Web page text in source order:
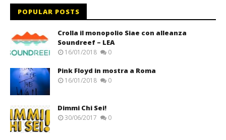
POPULAR POSTS
Crolla il monopolio Siae con alleanza
Soundreef – LEA
16/01/2018 0
Pink Floyd in mostra a Roma
16/01/2018 0
Dimmi Chi Sei!
30/06/2017 0